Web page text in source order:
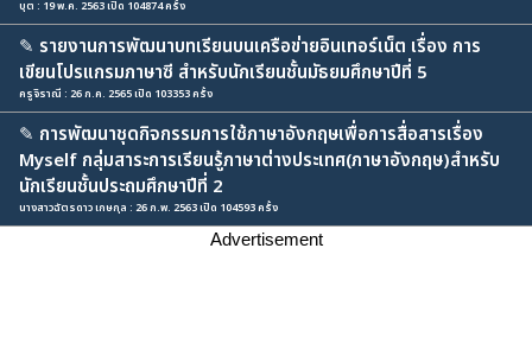
บุต : 19 พ.ค. 2563 เปิด 104874 ครั้ง
✎ รายงานการพัฒนาบทเรียนบนเครือข่ายอินเทอร์เน็ต เรื่อง การ
เขียนโปรแกรมภาษาซี สำหรับนักเรียนชั้นมัธยมศึกษาปีที่ 5
ครูจิราณี : 26 ก.ค. 2565 เปิด 103353 ครั้ง
✎ การพัฒนาชุดกิจกรรมการใช้ภาษาอังกฤษเพื่อการสื่อสารเรื่อง
Myself กลุ่มสาระการเรียนรู้ภาษาต่างประเทศ(ภาษาอังกฤษ)สำหรับ
นักเรียนชั้นประถมศึกษาปีที่ 2
นางสาวฉัตรดาว เกษกุล : 26 ก.พ. 2563 เปิด 104593 ครั้ง
Advertisement